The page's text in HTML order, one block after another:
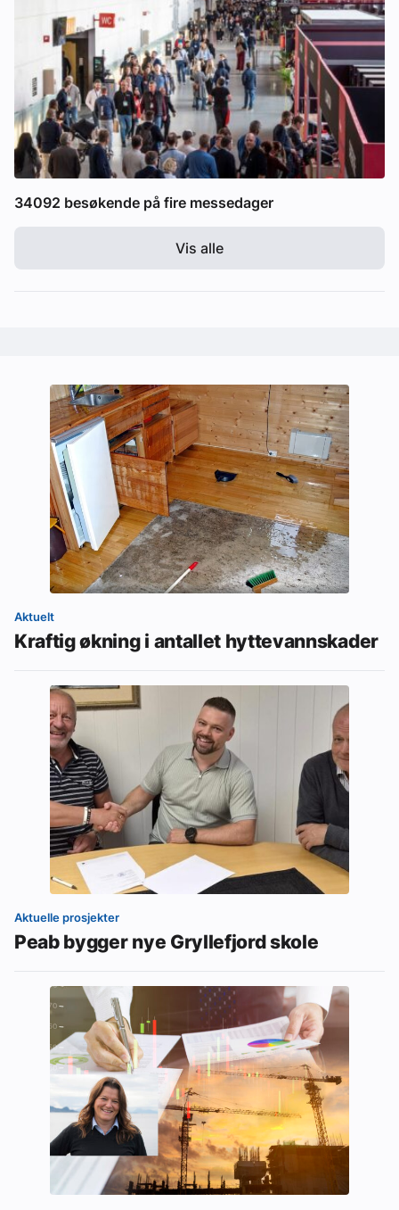
34092 besøkende på fire messedager
Vis alle
Aktuelt
Kraftig økning i antallet hyttevannskader
Aktuelle prosjekter
Peab bygger nye Gryllefjord skole